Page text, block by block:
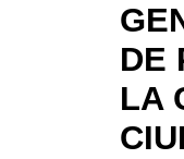
DE
LA